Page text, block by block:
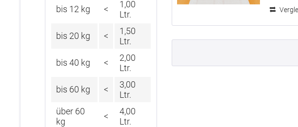
bis 12 kg <
1,00
Ltr.
bis 20 kg <
1,50
Ltr.
bis 40 kg <
2,00
Ltr.
bis 60 kg <
3,00
Ltr.
über 60
kg
<
4,00
Ltr.